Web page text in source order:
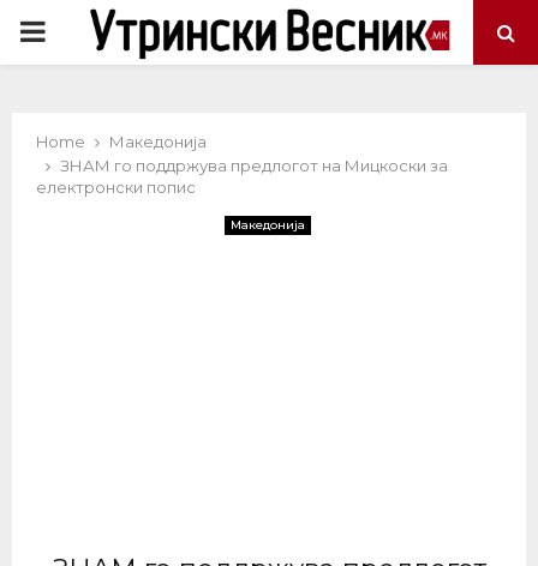
PRIMARY
Home
Македонија
ЗНАМ го поддржува предлогот на Мицкоски за
електронски попис
Македонија